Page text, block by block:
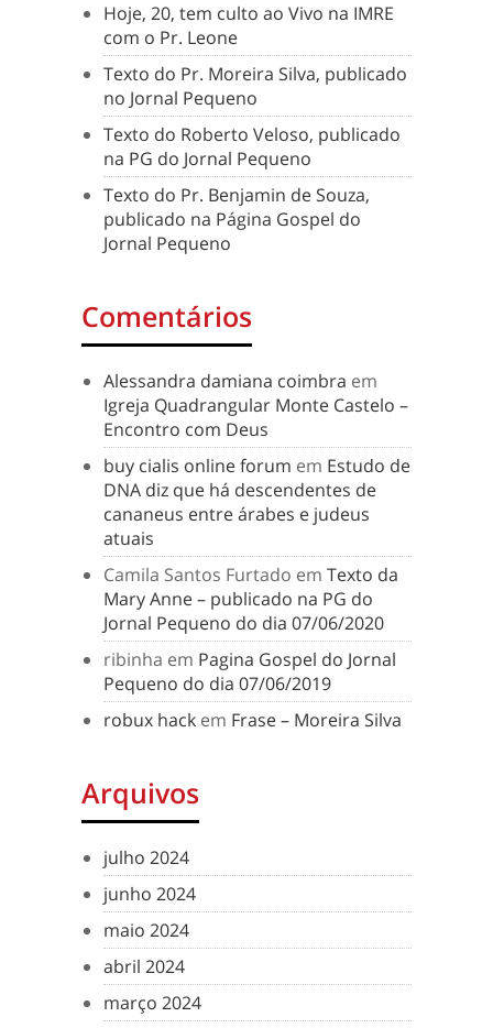
Hoje, 20, tem culto ao Vivo na IMRE
com o Pr. Leone
Texto do Pr. Moreira Silva, publicado
no Jornal Pequeno
Texto do Roberto Veloso, publicado
na PG do Jornal Pequeno
Texto do Pr. Benjamin de Souza,
publicado na Página Gospel do
Jornal Pequeno
Comentários
Alessandra damiana coimbra em
Igreja Quadrangular Monte Castelo –
Encontro com Deus
buy cialis online forum em Estudo de
DNA diz que há descendentes de
cananeus entre árabes e judeus
atuais
Camila Santos Furtado em Texto da
Mary Anne – publicado na PG do
Jornal Pequeno do dia 07/06/2020
ribinha em Pagina Gospel do Jornal
Pequeno do dia 07/06/2019
robux hack em Frase – Moreira Silva
Arquivos
julho 2024
junho 2024
maio 2024
abril 2024
março 2024